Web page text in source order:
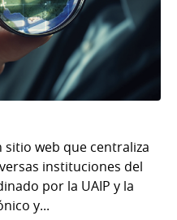
sitio web que centraliza
instituciones del
por la UAIP y la
y...